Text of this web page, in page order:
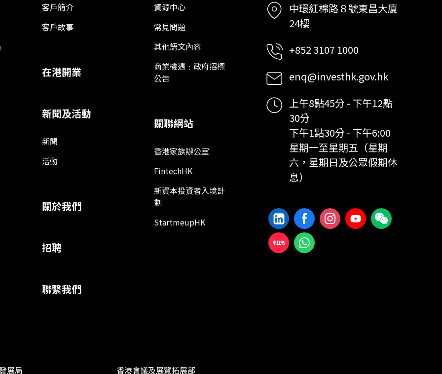
客戶簡介
客戶故事
在港開業
新聞及活動
新聞
活動
關於我們
招聘
聯繫我們
資源中心
常見問題
其他語文內容
商業機遇﹕政府招標
公告
關聯網站
香港家族辦公室
FintechHK
新資本投資者入境計
劃
StartmeupHK
展局 香港會議及展覽拓展部
中環紅棉路８號東昌大廈
24樓
+852 3107 1000
enq@investhk.gov.hk
上午8點45分 - 下午12點
30分
下午1點30分 - 下午6:00
星期一至星期五（星期
六，星期日及公眾假期休
息）